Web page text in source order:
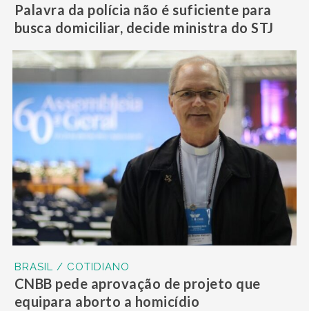
Palavra da polícia não é suficiente para
busca domiciliar, decide ministra do STJ
BRASIL / COTIDIANO
CNBB pede aprovação de projeto que
equipara aborto a homicídio